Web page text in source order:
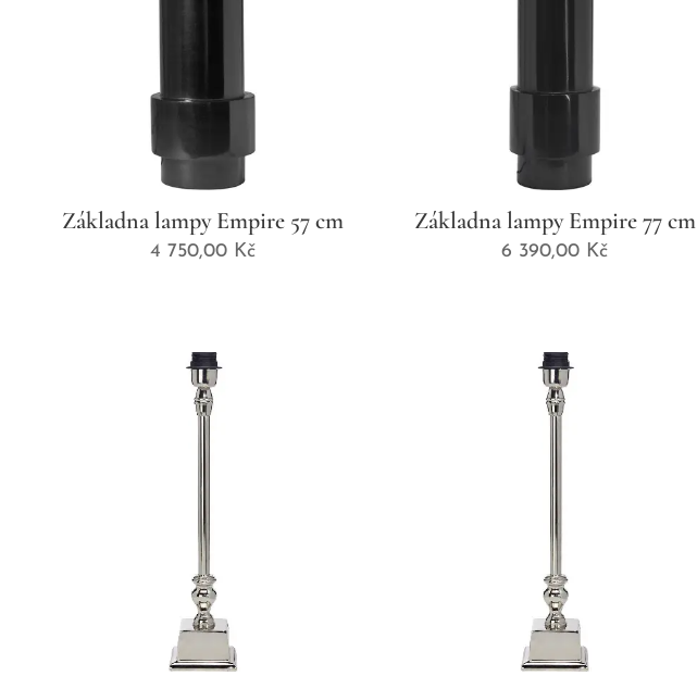
Základna lampy Empire 57 cm
4 750,00 Kč
Základna lampy Empire 77 cm
6 390,00 Kč